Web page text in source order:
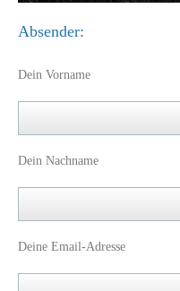
Absender:
Dein Vorname
Dein Nachname
Deine Email-Adresse